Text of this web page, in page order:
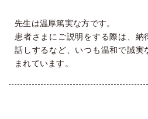
先生は温厚篤実な方です。
患者さまにご説明をする際は、納
話しするなど、いつも温和で誠実
まれています。